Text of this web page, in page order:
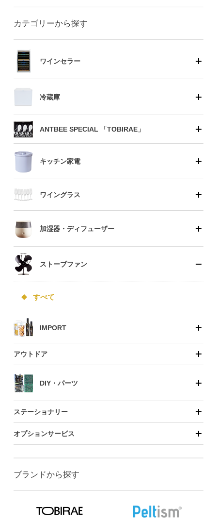
カテゴリーから探す
ワインセラー
冷蔵庫
ANTBEE SPECIAL 「TOBIRAE」
キッチン家電
ワイングラス
加湿器・ディフューザー
ストーブファン
すべて
IMPORT
アウトドア
DIY・パーツ
ステーショナリー
オプションサービス
ブランドから探す